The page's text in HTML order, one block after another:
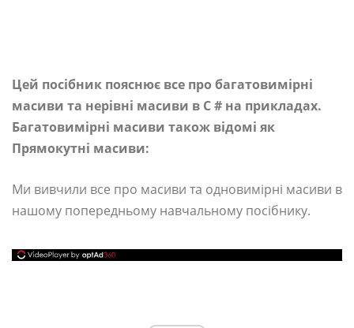
Цей посібник пояснює все про багатовимірні
масиви та нерівні масиви в C # на прикладах.
Багатовимірні масиви також відомі як
Прямокутні масиви:
Ми вивчили все про масиви та одновимірні масиви в
нашому попередньому навчальному посібнику.